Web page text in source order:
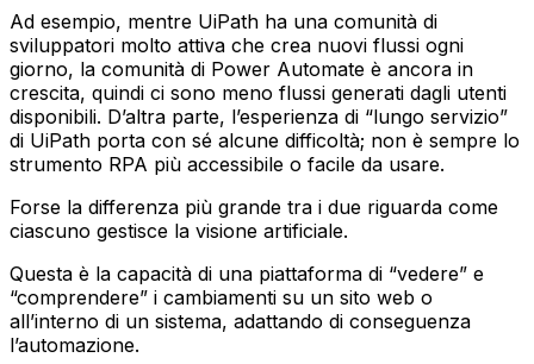
Ad esempio, mentre UiPath ha una comunità di
sviluppatori molto attiva che crea nuovi flussi ogni
giorno, la comunità di Power Automate è ancora in
crescita, quindi ci sono meno flussi generati dagli utenti
disponibili. D’altra parte, l’esperienza di “lungo servizio”
di UiPath porta con sé alcune difficoltà; non è sempre lo
strumento RPA più accessibile o facile da usare.
Forse la differenza più grande tra i due riguarda come
ciascuno gestisce la visione artificiale.
Questa è la capacità di una piattaforma di “vedere” e
“comprendere” i cambiamenti su un sito web o
all’interno di un sistema, adattando di conseguenza
l’automazione.